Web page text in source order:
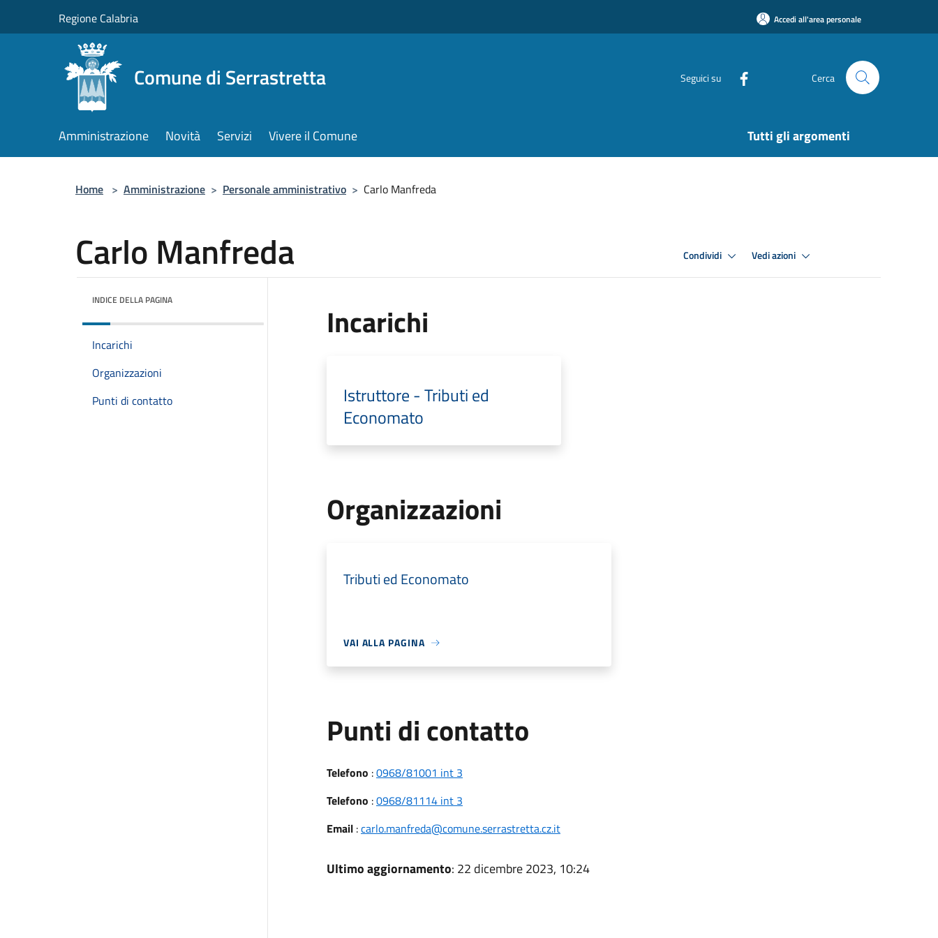
Regione Calabria Accedi all'area personale
Comune di Serrastretta Seguici su Cerca
Amministrazione Novità Servizi Vivere il Comune Tutti gli argomenti
Home > Amministrazione > Personale amministrativo > Carlo Manfreda
Carlo Manfreda Condividi Vedi azioni
INDICE DELLA PAGINA
Incarichi
Organizzazioni
Punti di contatto
Incarichi
Istruttore - Tributi ed
Economato
Organizzazioni
Tributi ed Economato
VAI ALLA PAGINA
Punti di contatto
Telefono :0968/81001 int 3
Telefono :0968/81114 int 3
Email:carlo.manfreda@comune.serrastretta.cz.it
Ultimo aggiornamento: 22 dicembre 2023, 10:24